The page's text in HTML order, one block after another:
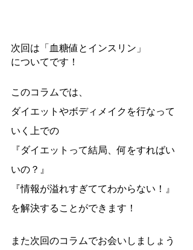
次回は「血糖値とインスリン」
についてです！
このコラムでは、
ダイエットやボディメイクを行なって
いく上での
『ダイエットって結局、何をすればい
いの？』
『情報が溢れすぎててわからない！』
を解決することができます！
また次回のコラムでお会いしましょう